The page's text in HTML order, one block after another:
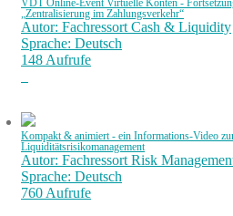
VDT Online-Event Virtuelle Konten -
„Zentralisierung im Zahlungsverkehr“
Autor: Fachressort Cash & Liquidity
Sprache: Deutsch
148 Aufrufe
Kompakt & animiert - ein Informations-Video
Liquiditätsrisikomanagement
Autor: Fachressort Risk
Sprache: Deutsch
760 Aufrufe